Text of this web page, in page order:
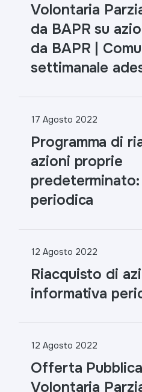
Volontaria
da BAPR su
da BAPR |
settimanale
17 Agosto 2022
Programma di
azioni proprie
periodica
12 Agosto 2022
Riacquisto di
informativa
12 Agosto 2022
Offerta
Volontaria